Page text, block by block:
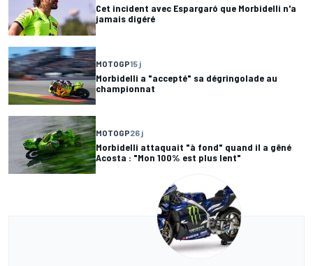
Cet incident avec Espargaró que Morbidelli n'a
jamais digéré
MOTOGP15 j
Morbidelli a "accepté" sa dégringolade au
championnat
MOTOGP26 j
Morbidelli attaquait "à fond" quand il a gêné
Acosta : "Mon 100% est plus lent"